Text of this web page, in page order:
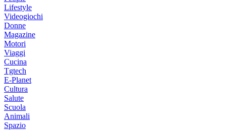
Lifestyle
Videogiochi
Donne
Magazine
Motori
Viaggi
Cucina
Tgtech
E-Planet
Cultura
Salute
Scuola
Animali
Spazio